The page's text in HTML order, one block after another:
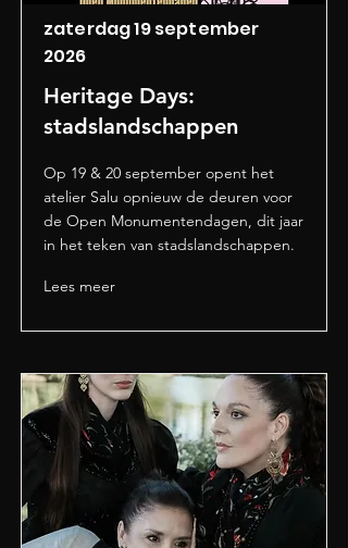
zaterdag 19 september
2026
Heritage Days:
stadslandschappen
Op 19 & 20 september opent het
atelier Salu opnieuw de deuren voor
de Open Monumentendagen, dit jaar
in het teken van stadslandschappen.
Lees meer